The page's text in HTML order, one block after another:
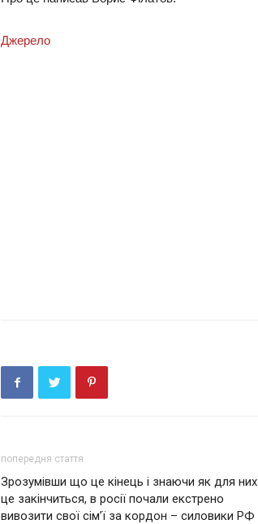
Джерело
попередня стаття
Зрозумівши що це кінець і знаючи як для них
це закінчиться, в росії почали екстрено
вивозити свої сім’ї за кордон – силовики РФ